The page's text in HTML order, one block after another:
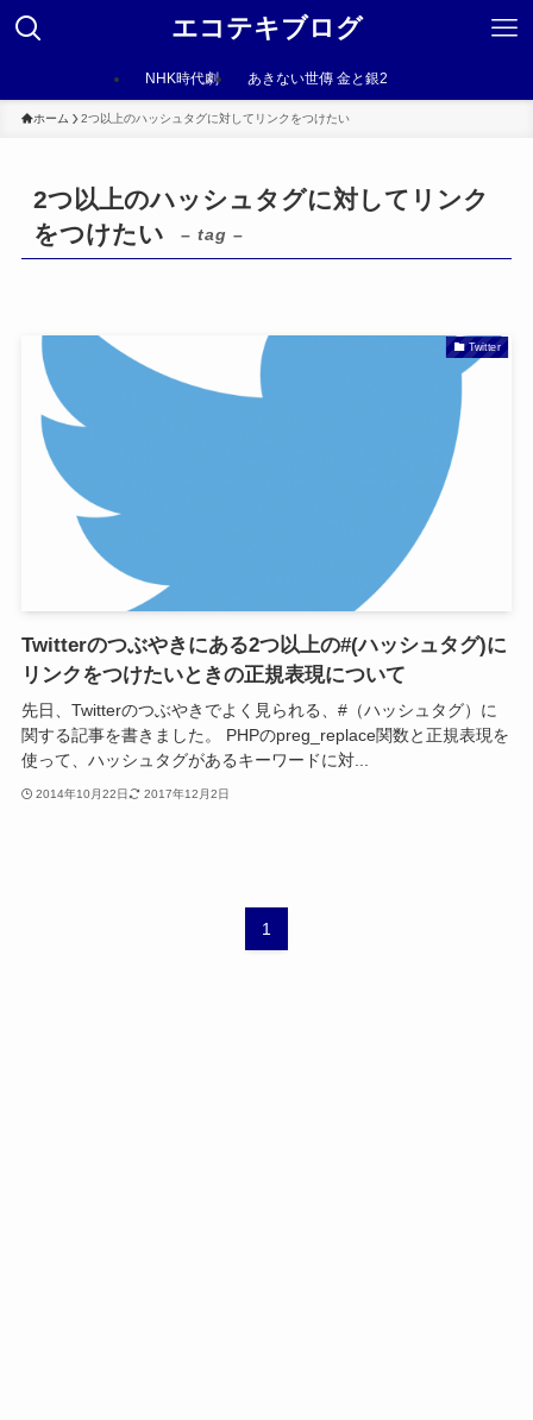
エコテキブログ
NHK時代劇 あきない世傳 金と銀2
ホーム 2つ以上のハッシュタグに対してリンクをつけたい
2つ以上のハッシュタグに対してリンク
をつけたい
– tag –
Twitter
Twitterのつぶやきにある2つ以上の#(ハッシュタグ)に
リンクをつけたいときの正規表現について
先日、Twitterのつぶやきでよく見られる、#（ハッシュタグ）に
関する記事を書きました。 PHPのpreg_replace関数と正規表現を
使って、ハッシュタグがあるキーワードに対...
2014年10月22日 2017年12月2日
1